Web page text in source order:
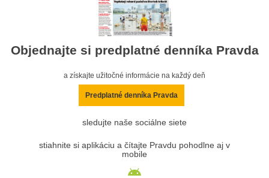
Objednajte si predplatné denníka Pravda
a získajte užitočné informácie na každý deň
Predplatné denníka Pravda
sledujte naše sociálne siete
stiahnite si aplikáciu a čítajte Pravdu pohodlne aj v
mobile